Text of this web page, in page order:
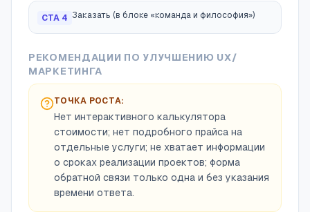
CTA 4 Заказать (в блоке «команда и философия»)
РЕКОМЕНДАЦИИ ПО УЛУЧШЕНИЮ UX/
МАРКЕТИНГА
ТОЧКА РОСТА:
Нет интерактивного калькулятора
стоимости; нет подробного прайса на
отдельные услуги; не хватает информации
о сроках реализации проектов; форма
обратной связи только одна и без указания
времени ответа.